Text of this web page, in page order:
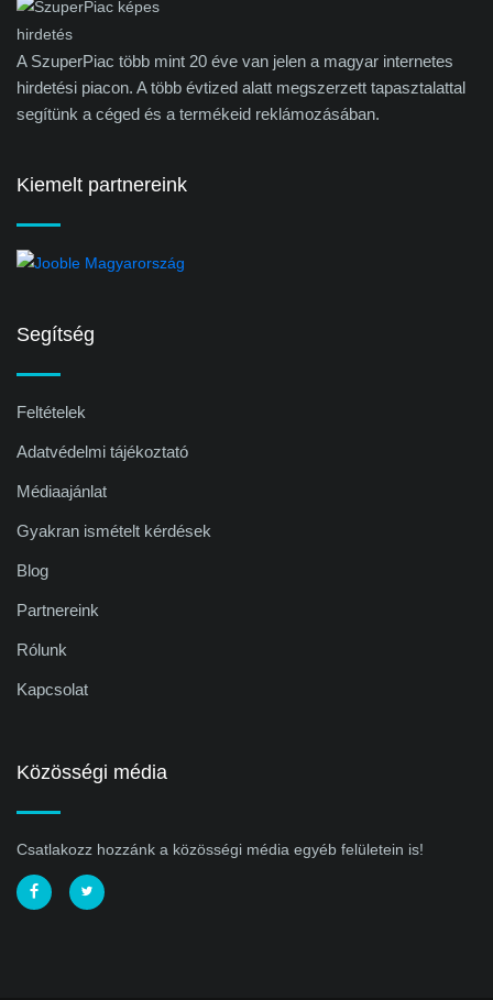
A SzuperPiac több mint 20 éve van jelen a magyar internetes
hirdetési piacon. A több évtized alatt megszerzett tapasztalattal
segítünk a céged és a termékeid reklámozásában.
Kiemelt partnereink
Segítség
Feltételek
Adatvédelmi tájékoztató
Médiaajánlat
Gyakran ismételt kérdések
Blog
Partnereink
Rólunk
Kapcsolat
Közösségi média
Csatlakozz hozzánk a közösségi média egyéb felületein is!